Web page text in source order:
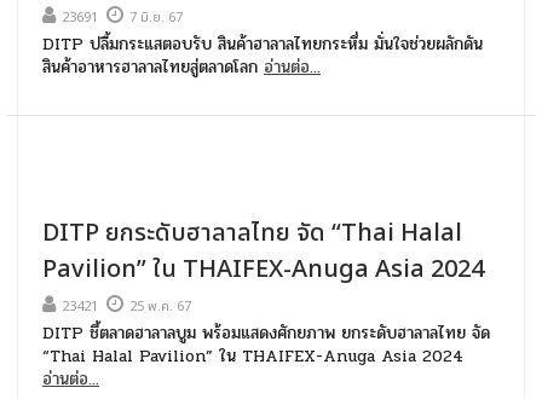
23691 7 มิ.ย. 67
DITP ปลื้มกระแสตอบรับ สินค้าฮาลาลไทยกระหึ่ม มั่นใจช่วยผลักดัน
สินค้าอาหารฮาลาลไทยสู่ตลาดโลก อ่านต่อ...
DITP ยกระดับฮาลาลไทย จัด “Thai Halal
Pavilion” ใน THAIFEX-Anuga Asia 2024
23421 25 พ.ค. 67
DITP ชี้ตลาดฮาลาลบูม พร้อมแสดงศักยภาพ ยกระดับฮาลาลไทย จัด
“Thai Halal Pavilion” ใน THAIFEX-Anuga Asia 2024
อ่านต่อ...